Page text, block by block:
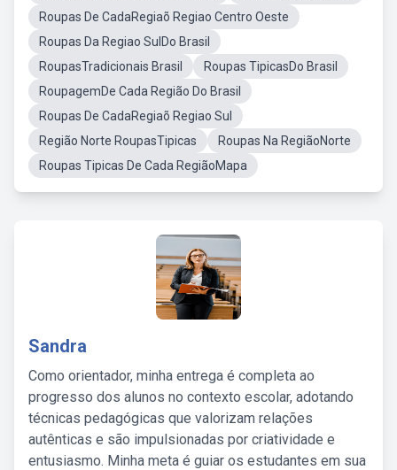
Roupas De CadaRegiaõ Regiao Centro Oeste
Roupas Da Regiao SulDo Brasil
RoupasTradicionais Brasil
Roupas TipicasDo Brasil
RoupagemDe Cada Região Do Brasil
Roupas De CadaRegiaõ Regiao Sul
Região Norte RoupasTipicas
Roupas Na RegiãoNorte
Roupas Tipicas De Cada RegiãoMapa
Sandra
Como orientador, minha entrega é completa ao
progresso dos alunos no contexto escolar, adotando
técnicas pedagógicas que valorizam relações
autênticas e são impulsionadas por criatividade e
entusiasmo. Minha meta é guiar os estudantes em sua